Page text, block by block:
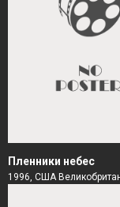
Пленники небес
1996, США